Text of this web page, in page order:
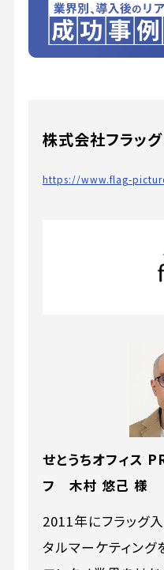
株式会社フラッグ
https://www.flag-
せとうちオフィス
フ 木村 悠己 様
2011年にフラッグ
タルマーケティン